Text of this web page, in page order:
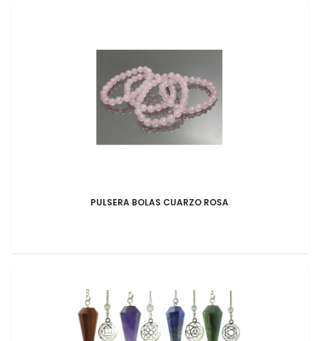
PULSERA BOLAS CUARZO ROSA